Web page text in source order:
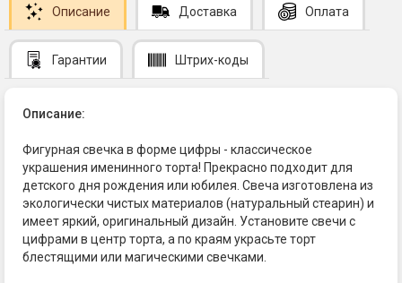
Описание Доставка Оплата
Гарантии Штрих-коды
Описание:
Фигурная свечка в форме цифры - классическое
украшения именинного торта! Прекрасно подходит для
детского дня рождения или юбилея. Свеча изготовлена из
экологически чистых материалов (натуральный стеарин) и
имеет яркий, оригинальный дизайн. Установите свечи с
цифрами в центр торта, а по краям украсьте торт
блестящими или магическими свечками.